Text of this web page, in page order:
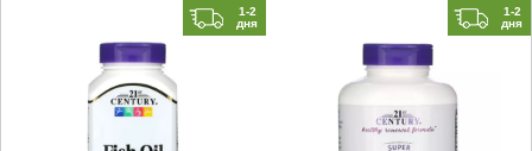
1-2
дня
1-2
дня